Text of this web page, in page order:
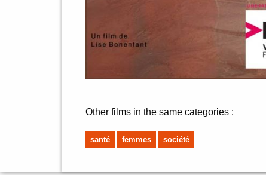
Other films in the same categories :
santé femmes société